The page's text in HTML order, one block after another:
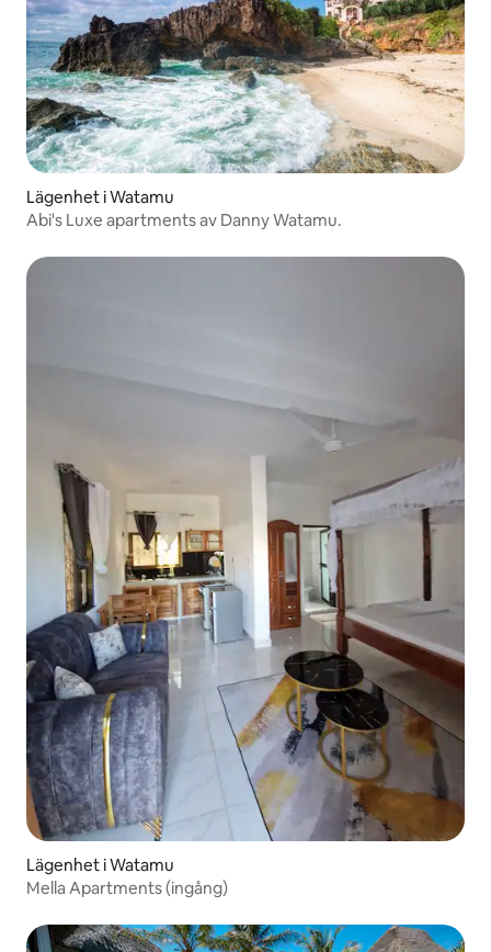
Lägenhet i Watamu
Abi's Luxe apartments av Danny Watamu.
Lägenhet i Watamu
Mella Apartments (ingång)